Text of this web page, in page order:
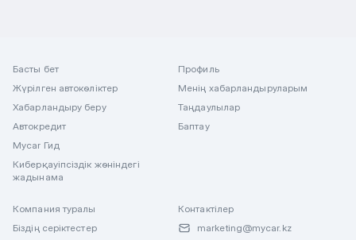
Басты бет
Жүрілген автокөліктер
Хабарландыру беру
Автокредит
Mycar Гид
Киберқауіпсіздік жөніндегі
жадынама
Профиль
Менің хабарландыруларым
Таңдаулылар
Баптау
Компания туралы
Біздің серіктестер
Контактілер
marketing@mycar.kz